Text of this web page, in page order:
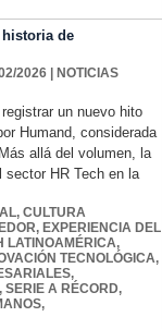
historia de
2026
NOTICIAS
un nuevo hito
Humand, considerada
allá del volumen, la
sector HR Tech en la
, CULTURA
, EXPERIENCIA DEL
LATINOAMÉRICA,
TECNOLÓGICA,
,
, SERIE A RÉCORD,
,